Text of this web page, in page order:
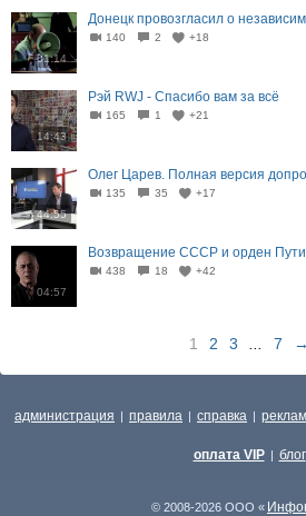
01:14
Донецк провозгласил о
140 2 +18
14:43
Рэй RWJ - Спасибо вам за всё
165 1 +21
44:55
Олег Царев. Полная версия
135 35 +17
04:57
Возвращение СССР и орден
438 18 +42
1 2 3 7 →
администрация | правила | справка |
оплата VIP | блог
© 2008-2026 ООО «